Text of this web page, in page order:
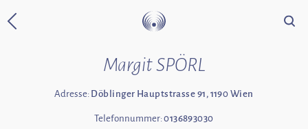
Zurück zur Startseite Suche
Margit SPÖRL
Adresse: Döblinger Hauptstrasse 91, 1190 Wien
Telefonnummer:0136893030